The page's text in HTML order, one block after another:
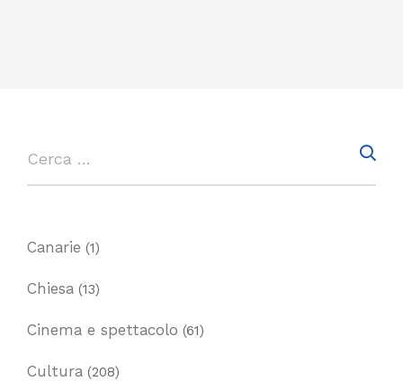
Canarie (1)
Chiesa (13)
Cinema e spettacolo (61)
Cultura (208)